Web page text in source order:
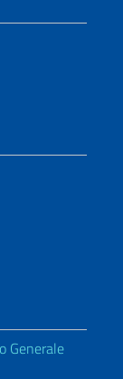
Generale